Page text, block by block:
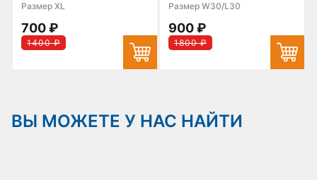
Размер XL
700 ₽
1400 ₽
Размер W30/L30
900 ₽
1800 ₽
ВЫ МОЖЕТЕ У НАС НАЙТИ